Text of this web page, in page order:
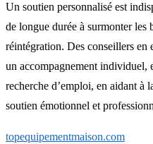
Un soutien personnalisé est
de longue durée à surmonter les
réintégration. Des conseillers
un accompagnement individuel,
recherche d’emploi, en aidant à
soutien émotionnel et
topequipementmaison.com